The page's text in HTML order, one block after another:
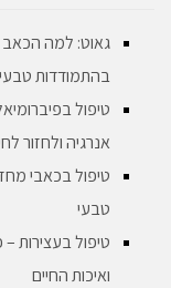
גאוט: למה הכאב
בהתמודדות
טיפול
אנרגיה ולחזור
טיפול בכאבי
טבעי
טיפול בעצירות
ואיכות החיים